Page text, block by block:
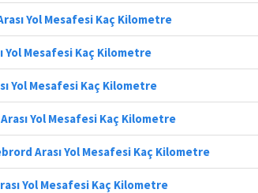
Yol Mesafesi Kaç Kilometre
Yol Mesafesi Kaç Kilometre
Yol Mesafesi Kaç Kilometre
Yol Mesafesi Kaç Kilometre
Arası Yol Mesafesi Kaç Kilometre
Yol Mesafesi Kaç Kilometre